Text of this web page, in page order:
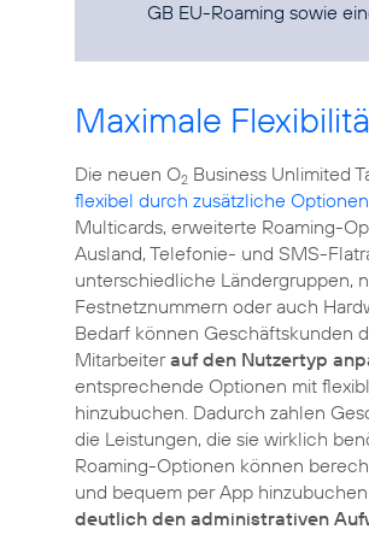
GB EU-Roaming sowie
Maximale
Die neuen O2 Business Unlimited
flexibel durch zusätzliche
Multicards, erweiterte Roaming-
Ausland, Telefonie- und SMS-
unterschiedliche Ländergruppen,
Festnetznummern oder auch
Bedarf können Geschäftskunden
Mitarbeiterauf den Nutzertyp
entsprechende Optionen mit
hinzubuchen. Dadurch zahlen
die Leistungen, die sie wirklich
Roaming-Optionen können
und bequem per App
deutlich den administrativen